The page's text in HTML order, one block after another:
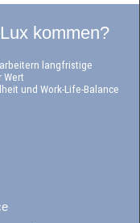
kommen?
langfristige
Wert
und Work-Life-Balance